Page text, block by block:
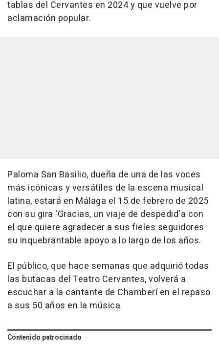
tablas del Cervantes en 2024 y que vuelve por
aclamación popular.
Paloma San Basilio, dueña de una de las voces
más icónicas y versátiles de la escena musical
latina, estará en Málaga el 15 de febrero de 2025
con su gira 'Gracias, un viaje de despedid'a con
el que quiere agradecer a sus fieles seguidores
su inquebrantable apoyo a lo largo de los años.
El público, que hace semanas que adquirió todas
las butacas del Teatro Cervantes, volverá a
escuchar a la cantante de Chamberí en el repaso
a sus 50 años en la música.
Contenido patrocinado